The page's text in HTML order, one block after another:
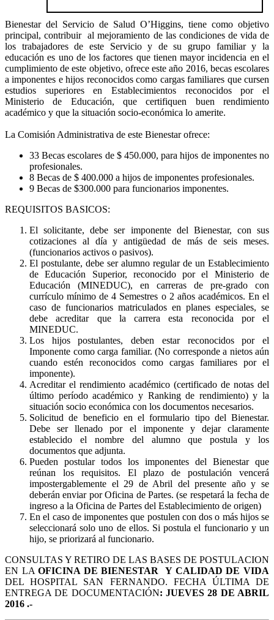
Bienestar del Servicio de Salud O’Higgins, tiene como objetivo
principal, contribuir al mejoramiento de las condiciones de vida de
los trabajadores de este Servicio y de su grupo familiar y la
educación es uno de los factores que tienen mayor incidencia en el
cumplimiento de este objetivo, ofrece este año 2016, becas escolares
a imponentes e hijos reconocidos como cargas familiares que cursen
estudios superiores en Establecimientos reconocidos por el
Ministerio de Educación, que certifiquen buen rendimiento
académico y que la situación socio-económica lo amerite.
La Comisión Administrativa de este Bienestar ofrece:
33 Becas escolares de $ 450.000, para hijos de imponentes no
profesionales.
8 Becas de $ 400.000 a hijos de imponentes profesionales.
9 Becas de $300.000 para funcionarios imponentes.
REQUISITOS BASICOS:
El solicitante, debe ser imponente del Bienestar, con sus
cotizaciones al día y antigüedad de más de seis meses.
(funcionarios activos o pasivos).
El postulante, debe ser alumno regular de un Establecimiento
de Educación Superior, reconocido por el Ministerio de
Educación (MINEDUC), en carreras de pre-grado con
currículo mínimo de 4 Semestres o 2 años académicos. En el
caso de funcionarios matriculados en planes especiales, se
debe acreditar que la carrera esta reconocida por el
MINEDUC.
Los hijos postulantes, deben estar reconocidos por el
Imponente como carga familiar. (No corresponde a nietos aún
cuando estén reconocidos como cargas familiares por el
imponente).
Acreditar el rendimiento académico (certificado de notas del
último período académico y Ranking de rendimiento) y la
situación socio económica con los documentos necesarios.
Solicitud de beneficio en el formulario tipo del Bienestar.
Debe ser llenado por el imponente y dejar claramente
establecido el nombre del alumno que postula y los
documentos que adjunta.
Pueden postular todos los imponentes del Bienestar que
reúnan los requisitos. El plazo de postulación vencerá
impostergablemente el 29 de Abril del presente año y se
deberán enviar por Oficina de Partes. (se respetará la fecha de
ingreso a la Oficina de Partes del Establecimiento de origen)
En el caso de imponentes que postulen con dos o más hijos se
seleccionará solo uno de ellos. Si postula el funcionario y un
hijo, se priorizará al funcionario.
CONSULTAS Y RETIRO DE LAS BASES DE POSTULACION
EN LAOFICINA DE BIENESTAR Y CALIDAD DE VIDA
DEL HOSPITAL SAN FERNANDO. FECHA ÚLTIMA DE
ENTREGA DE DOCUMENTACIÓN: JUEVES 28 DE ABRIL
2016 .-